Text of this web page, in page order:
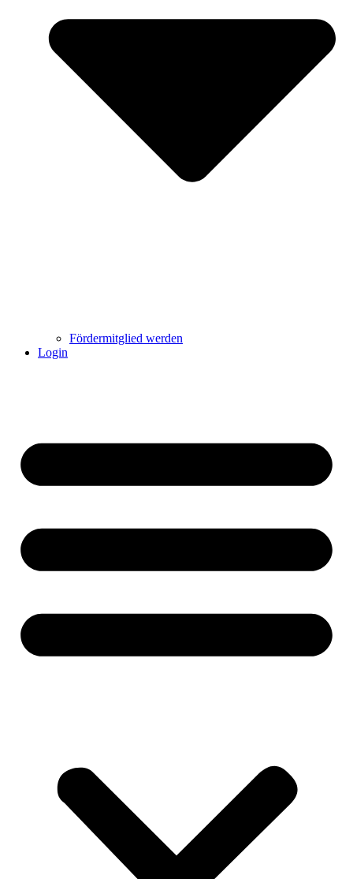
Fördermitglied werden
Login